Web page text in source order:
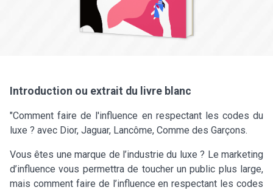
Introduction ou extrait du livre blanc
"Comment faire de l'influence en respectant les codes du
luxe ? avec Dior, Jaguar, Lancôme, Comme des Garçons.
Vous êtes une marque de l’industrie du luxe ? Le marketing
d’influence vous permettra de toucher un public plus large,
mais comment faire de l’influence en respectant les codes